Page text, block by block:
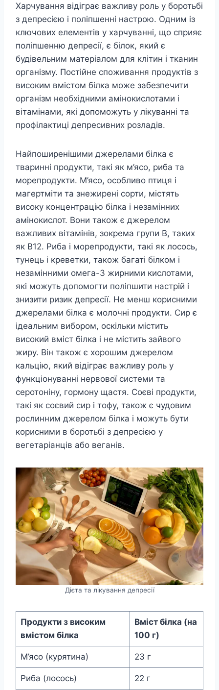
Харчування відіграє важливу роль у боротьбі
з депресією і поліпшенні настрою. Одним із
ключових елементів у харчуванні, що сприяє
поліпшенню депресії, є білок, який є
будівельним матеріалом для клітин і тканин
організму. Постійне споживання продуктів з
високим вмістом білка може забезпечити
організм необхідними амінокислотами і
вітамінами, які допоможуть у лікуванні та
профілактиці депресивних розладів.
Найпоширенішими джерелами білка є
тваринні продукти, такі як м’ясо, риба та
морепродукти. М’ясо, особливо птиця і
магертміти та знежирені сорти, містять
високу концентрацію білка і незамінних
амінокислот. Вони також є джерелом
важливих вітамінів, зокрема групи В, таких
як B12. Риба і морепродукти, такі як лосось,
тунець і креветки, також багаті білком і
незамінними омега-3 жирними кислотами,
які можуть допомогти поліпшити настрій і
знизити ризик депресії. Не менш корисними
джерелами білка є молочні продукти. Сир є
ідеальним вибором, оскільки містить
високий вміст білка і не містить зайвого
жиру. Він також є хорошим джерелом
кальцію, який відіграє важливу роль у
функціонуванні нервової системи та
серотоніну, гормону щастя. Соєві продукти,
такі як соєвий сир і тофу, також є чудовим
рослинним джерелом білка і можуть бути
корисними в боротьбі з депресією у
вегетаріанців або веганів.
Дієта та лікування депресії
Продукти з високим
вмістом білка
Вміст білка (на
100 г)
М’ясо (курятина) 23 г
Риба (лосось) 22 г